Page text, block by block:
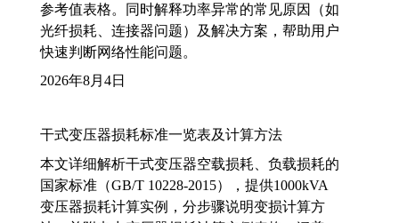
参考值表格。同时解释功率异常的常见原因（如
光纤损耗、连接器问题）及解决方案，帮助用户
快速判断网络性能问题。
2026年8月4日
干式变压器损耗标准一览表及计算方法
本文详细解析干式变压器空载损耗、负载损耗的
国家标准（GB/T 10228-2015），提供1000kVA
变压器损耗计算实例，分步骤说明变损计算方